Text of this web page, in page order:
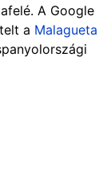
A Google
a Malagueta